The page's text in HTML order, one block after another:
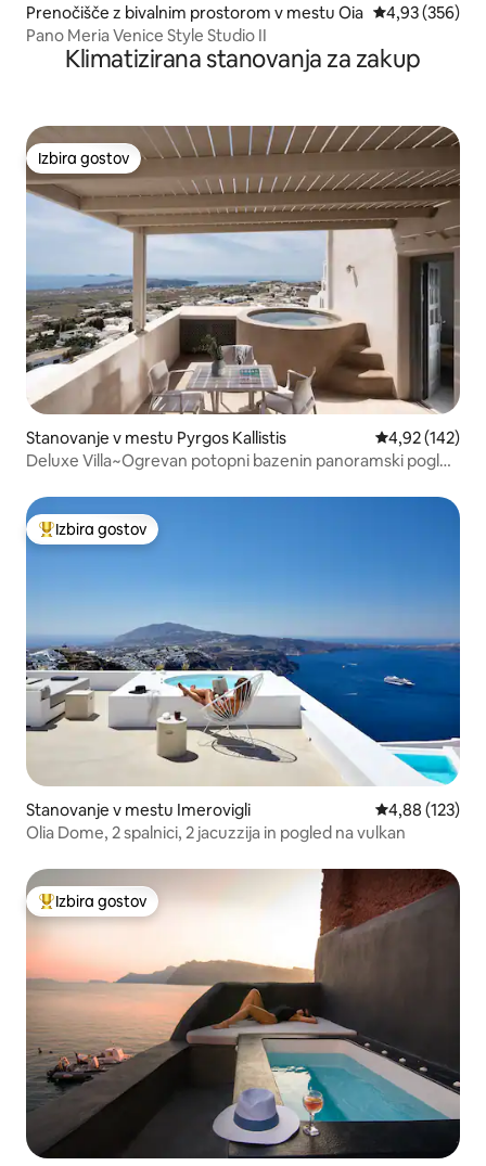
Prenočišče z bivalnim prostorom v mestu Oia Povprečna
4,93 (356)
Pano Meria Venice Style Studio II
Klimatizirana stanovanja za zakup
Izbira gostov
Izbira gostov
Stanovanje v mestu Pyrgos Kallistis Povprečna
4,92 (142)
Deluxe Villa~Ogrevan potopni bazenin panoramski pogled
Najbolj priljubljena prenočišča z značko »Izbira gostov«
Izbira gostov
Stanovanje v mestu Imerovigli Povprečna
4,88 (123)
Olia Dome, 2 spalnici, 2 jacuzzija in pogled na vulkan
Najbolj priljubljena prenočišča z značko »Izbira gostov«
Izbira gostov